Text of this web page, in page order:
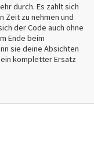
durch. Es zahlt sich
Zeit zu nehmen und
der Code auch ohne
Ende beim
sie deine Absichten
kompletter Ersatz